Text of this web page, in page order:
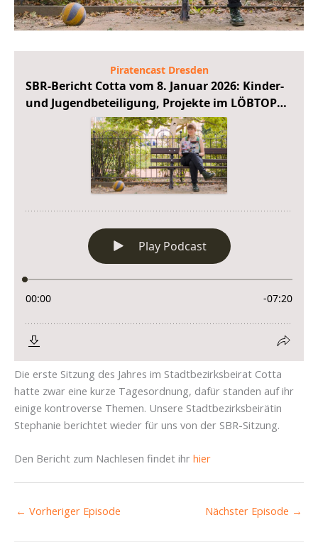
Die erste Sitzung des Jahres im Stadtbezirksbeirat Cotta
hatte zwar eine kurze Tagesordnung, dafür standen auf ihr
einige kontroverse Themen. Unsere Stadtbezirksbeirätin
Stephanie berichtet wieder für uns von der SBR-Sitzung.
Den Bericht zum Nachlesen findet ihr hier
← Vorheriger Episode Nächster Episode →